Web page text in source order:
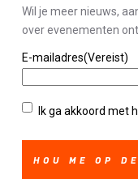
Wil je meer nieuws,
over evenementen
E-mailadres(Vereist)
Privacybeleid(Vereist)
Ik ga akkoord met